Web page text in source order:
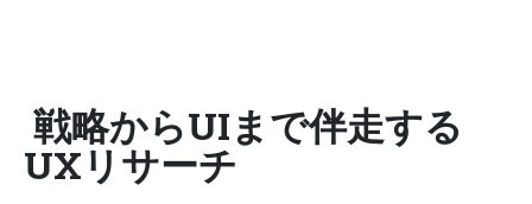
戦略からUIまで伴走する
UXリサーチ